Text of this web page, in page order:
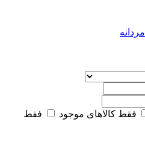
فقط کالاهای موجود
فقط